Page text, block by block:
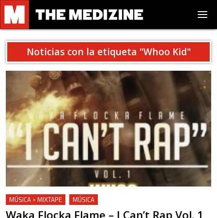
Noticias con la etiqueta "Whoo Kid"
MÚSICA > MIXTAPE MÚSICA
Waka Flocka Flame – I Can’t Rap Vol. 1